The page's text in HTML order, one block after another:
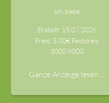
Ich biete
Erstellt: 15.07.2026
Preis: 5,00€ Festpreis
3000 8000
Ganze Anzeige lesen ...